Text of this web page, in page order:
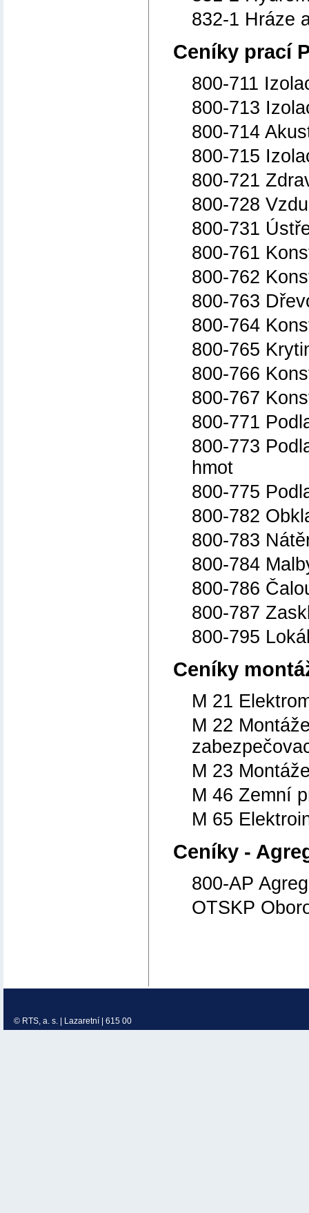
832-1 Hráze
Ceníky prací
800-711
800-713
800-714
800-715
800-721
800-728
800-731
800-761
800-762
800-763
800-764
800-765
800-766
800-767
800-771
800-773
hmot
800-775
800-782
800-783
800-784
800-786
800-787
800-795
Ceníky
M 21
M 22
M 23
M 46 Zemní
M 65
Ceníky -
800-AP
OTSKP
© RTS, a. s. | Lazaretní | 615 00